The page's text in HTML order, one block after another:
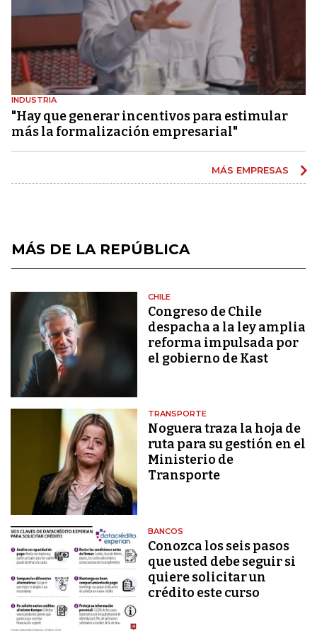
INDUSTRIA
"Hay que generar incentivos para estimular
más la formalización empresarial"
MÁS EMPRESAS
MÁS DE LA REPÚBLICA
CHILE
Congreso de Chile
despacha a la ley amplia
reforma impulsada por
el gobierno de Kast
TRANSPORTE
Noguera traza la hoja de
ruta para su gestión en el
Ministerio de
Transporte
BANCOS
Conozca los seis pasos
que usted debe seguir si
quiere solicitar un
crédito este curso